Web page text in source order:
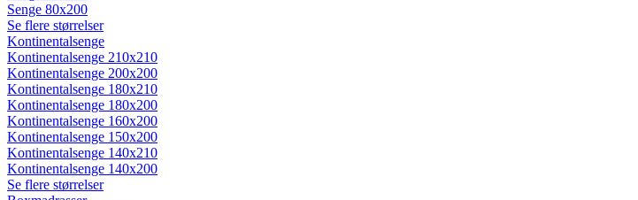
Senge 80x200
Se flere størrelser
Kontinentalsenge
Kontinentalsenge 210x210
Kontinentalsenge 200x200
Kontinentalsenge 180x210
Kontinentalsenge 180x200
Kontinentalsenge 160x200
Kontinentalsenge 150x200
Kontinentalsenge 140x210
Kontinentalsenge 140x200
Se flere størrelser